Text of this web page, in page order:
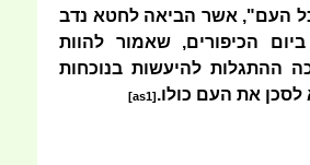
העם", אשר הביאה לחטא נדב
הכיפורים, שאמור להוות
ההתגלות להיעשות בנוכחות
את העם כולו.[as1]